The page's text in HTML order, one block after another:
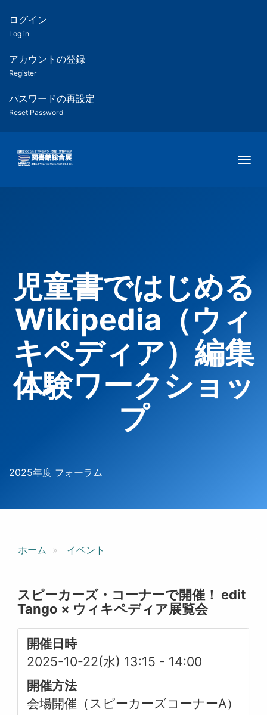
ツ
匿
名
ユ
ー
ー
用
メ
ログイン
Log in
アカウントの登録
Register
パスワードの再設定
Reset Password
児童書ではじめる
Wikipedia（ウィ
キペディア）編集
体験ワークショッ
プ
2025年度 フォーラム
ホーム イベント
スピーカーズ・コーナーで開催！ edit
Tango × ウィキペディア展覧会
開催日時
2025-10-22(水) 13:15 - 14:00
開催方法
会場開催（スピーカーズコーナーA）